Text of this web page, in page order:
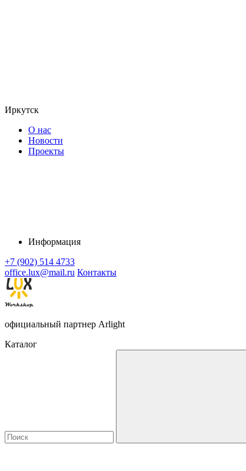
Иркутск
О нас
Новости
Проекты
Информация
+7 (902) 514 4733
office.lux@mail.ru Контакты
официальный партнер Arlight
Каталог